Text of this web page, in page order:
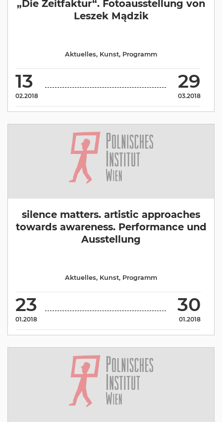
„Die Zeitfaktur“. Fotoausstellung von
Leszek Mądzik
13
02.2018
29
03.2018
Aktuelles, Kunst, Programm
silence matters. artistic approaches
towards awareness. Performance und
Ausstellung
23
01.2018
30
01.2018
Aktuelles, Kunst, Programm